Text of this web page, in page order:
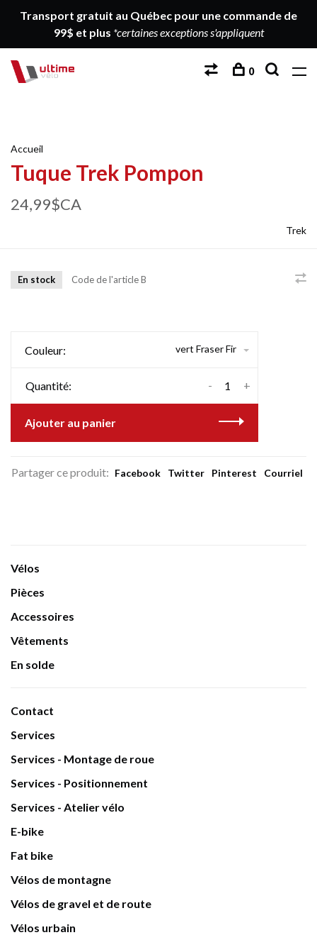
Transport gratuit au Québec pour une commande de
99$ et plus *certaines exceptions s'appliquent
0
Accueil
Tuque Trek Pompon
24,99$CA
Trek
En stock Code de l'articleB
Couleur: vert Fraser Fir
Quantité: +
-
Ajouter au panier
Partager ce produit: Facebook Twitter Pinterest Courriel
Vélos
Pièces
Accessoires
Vêtements
En solde
Contact
Services
Services - Montage de roue
Services - Positionnement
Services - Atelier vélo
E-bike
Fat bike
Vélos de montagne
Vélos de gravel et de route
Vélos urbain